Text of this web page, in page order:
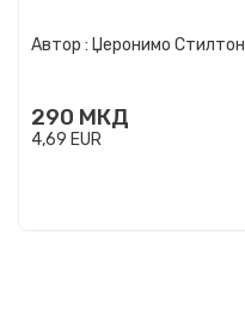
Автор : Џеронимо Стилтон
290 МКД
4,69 EUR